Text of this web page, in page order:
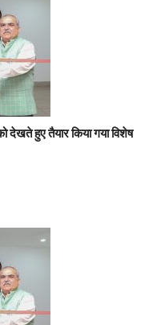
देखते हुए तैयार किया गया विशेष